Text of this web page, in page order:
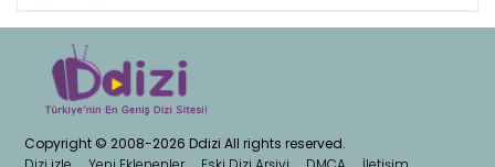
Copyright © 2008-2026 Ddizi All rights reserved.